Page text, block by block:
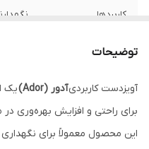
کاربردها
توضیحات
آویز‌دست کاربردیآدور (Ador)
یک
برای راحتی و افزایش
این محصول معمولاً برای نگهداری